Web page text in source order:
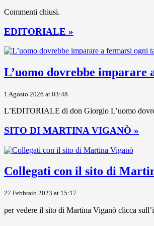
Commenti chiusi.
EDITORIALE »
L’uomo dovrebbe imparare
1 Agosto 2026 at 03:48
L’EDITORIALE di don Giorgio L’uomo
SITO DI MARTINA VIGANÒ »
Collegati con il sito di
27 Febbraio 2023 at 15:17
per vedere il sito di Martina Viganò clicca